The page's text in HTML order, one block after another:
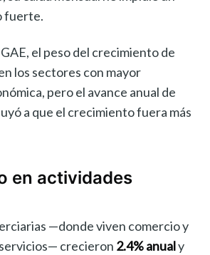
fuerte.
el peso del crecimiento de
los sectores con mayor
pero el avance anual de
a que el crecimiento fuera más
en actividades
—donde viven comercio y
crecieron 2.4% anualy